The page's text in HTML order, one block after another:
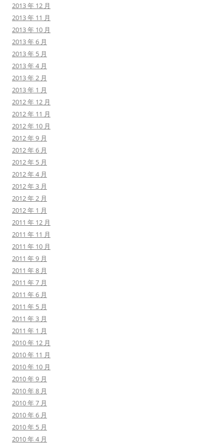
2013 年 12 月
2013 年 11 月
2013 年 10 月
2013 年 6 月
2013 年 5 月
2013 年 4 月
2013 年 2 月
2013 年 1 月
2012 年 12 月
2012 年 11 月
2012 年 10 月
2012 年 9 月
2012 年 6 月
2012 年 5 月
2012 年 4 月
2012 年 3 月
2012 年 2 月
2012 年 1 月
2011 年 12 月
2011 年 11 月
2011 年 10 月
2011 年 9 月
2011 年 8 月
2011 年 7 月
2011 年 6 月
2011 年 5 月
2011 年 3 月
2011 年 1 月
2010 年 12 月
2010 年 11 月
2010 年 10 月
2010 年 9 月
2010 年 8 月
2010 年 7 月
2010 年 6 月
2010 年 5 月
2010 年 4 月